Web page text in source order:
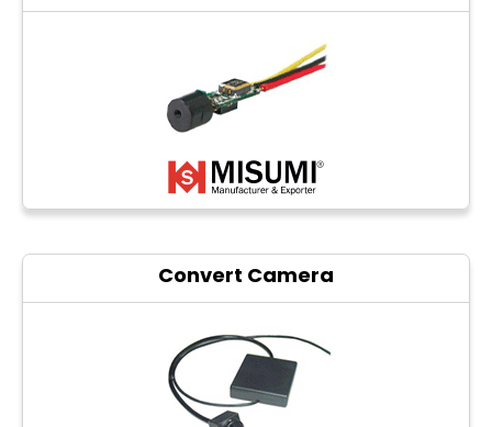
Convert Camera